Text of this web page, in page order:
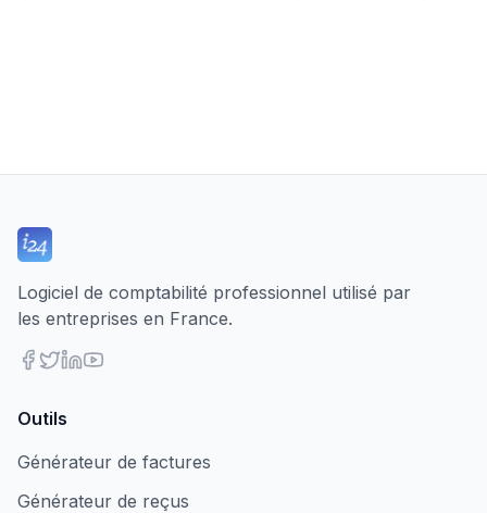
Logiciel de comptabilité professionnel utilisé par
les entreprises en France.
Outils
Générateur de factures
Générateur de reçus